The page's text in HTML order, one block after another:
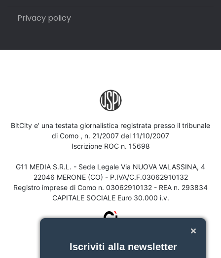
Privacy policy
BitCity e' una testata giornalistica registrata presso il tribunale
di Como , n. 21/2007 del 11/10/2007
Iscrizione ROC n. 15698
G11 MEDIA S.R.L. - Sede Legale Via NUOVA VALASSINA, 4
22046 MERONE (CO) - P.IVA/C.F.03062910132
Registro imprese di Como n. 03062910132 - REA n. 293834
CAPITALE SOCIALE Euro 30.000 i.v.
Iscriviti alla newsletter